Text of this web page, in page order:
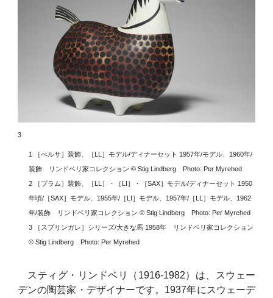
3
1 ［べルサ］装飾、［LL］モデル/ディナーセット 1957年/モデル、1960年/
装飾 リンドベリ家コレクション © Stig Lindberg Photo: Per Myrehed
2 ［プラム］装飾、［LL］・［LI］・［SAX］モデル/ディナーセット 1950
年頃/［SAX］モデル、1955年/［LI］モデル、1957年/［LL］モデル、1962
年/装飾 リンドベリ家コレクション © Stig Lindberg Photo: Per Myrehed
3 ［スプリンガレ］シリーズ/大きな馬 1958年 リンドベリ家コレクション
© Stig Lindberg Photo: Per Myrehed
スティグ・リンドベリ（1916-1982）は、スウェー
デンの陶芸家・デザイナーです。1937年にスウェーデ